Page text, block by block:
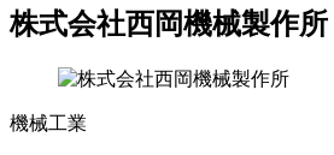
株式会社西岡機械製作所
機械工業